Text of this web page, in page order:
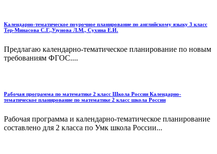
Календарно-тематическое поурочное планирование по английскому языку 3 класс
Тер-Минасова С.Г.,Узунова Л.М., Сухина Е.И.
Предлагаю календарно-тематическое планирование по новым
требованиям ФГОС....
Рабочая программа по математике 2 класс Школа России Календарно-
тематическое планирование по математике 2 класс школа России
Рабочая программа и календарно-тематическое планирование
составлено для 2 класса по Умк школа России...